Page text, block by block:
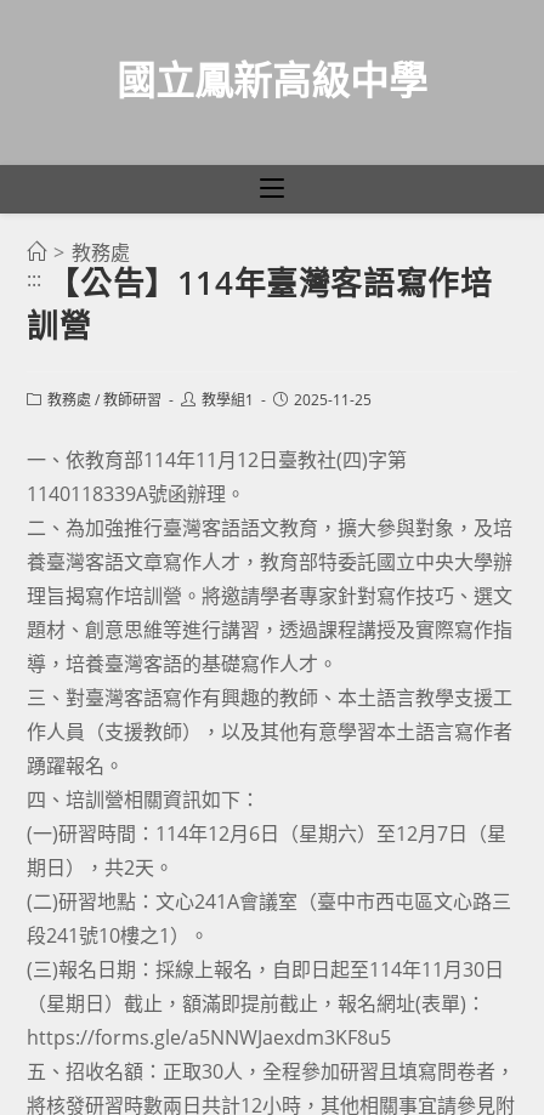
國立鳳新高級中學
> 教務處
:::
【公告】114年臺灣客語寫作培
訓營
Post教務處 / 教師研習
Post教學組1
Post2025-11-25
一、依教育部114年11月12日臺教社(四)字第
1140118339A號函辦理。
二、為加強推行臺灣客語語文教育，擴大參與對象，及培
養臺灣客語文章寫作人才，教育部特委託國立中央大學辦
理旨揭寫作培訓營。將邀請學者專家針對寫作技巧、選文
題材、創意思維等進行講習，透過課程講授及實際寫作指
導，培養臺灣客語的基礎寫作人才。
三、對臺灣客語寫作有興趣的教師、本土語言教學支援工
作人員（支援教師），以及其他有意學習本土語言寫作者
踴躍報名。
四、培訓營相關資訊如下：
(一)研習時間：114年12月6日（星期六）至12月7日（星
期日），共2天。
(二)研習地點：文心241A會議室（臺中市西屯區文心路三
段241號10樓之1）。
(三)報名日期：採線上報名，自即日起至114年11月30日
（星期日）截止，額滿即提前截止，報名網址(表單)：
https://forms.gle/a5NNWJaexdm3KF8u5
五、招收名額：正取30人，全程參加研習且填寫問卷者，
將核發研習時數兩日共計12小時，其他相關事宜請參見附